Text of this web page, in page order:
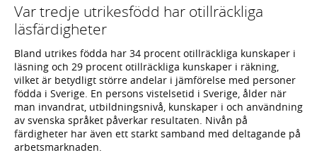
Var tredje utrikesfödd har otillräckliga
läsfärdigheter
Bland utrikes födda har 34 procent otillräckliga kunskaper i
läsning och 29 procent otillräckliga kunskaper i räkning,
vilket är betydligt större andelar i jämförelse med personer
födda i Sverige. En persons vistelsetid i Sverige, ålder när
man invandrat, utbildningsnivå, kunskaper i och användning
av svenska språket påverkar resultaten. Nivån på
färdigheter har även ett starkt samband med deltagande på
arbetsmarknaden.